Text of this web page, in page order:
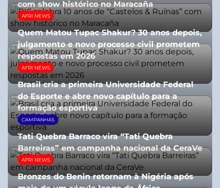
com show histórico no Maracaña
06/08/2026
AFRI NEWS
Quem Matou Tupac Shakur? 30 anos depois,
julgamento e novo processo civil prometem
respostas em 2026
05/08/2026
AFRI NEWS
Brasil cria a primeira Universidade Federal
do Esporte e abre novo capítulo para a
formação esportiva
08/07/2026
CAMPANHAS
Tati Quebra Barraco vira “Tati Quebra
Barreiras” em campanha nacional da CeraVe
08/07/2026
AFRI NEWS
Bronzes do Benin retornam à Nigéria após